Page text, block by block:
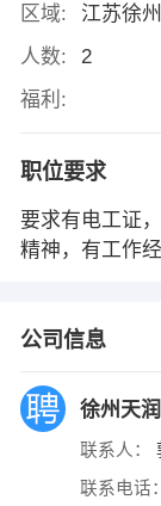
区域:
江苏徐
人数:
2
福利:
职位要求
要求有电工证
精神，有工作
公司信息
徐州天
联系人：
联系电话：